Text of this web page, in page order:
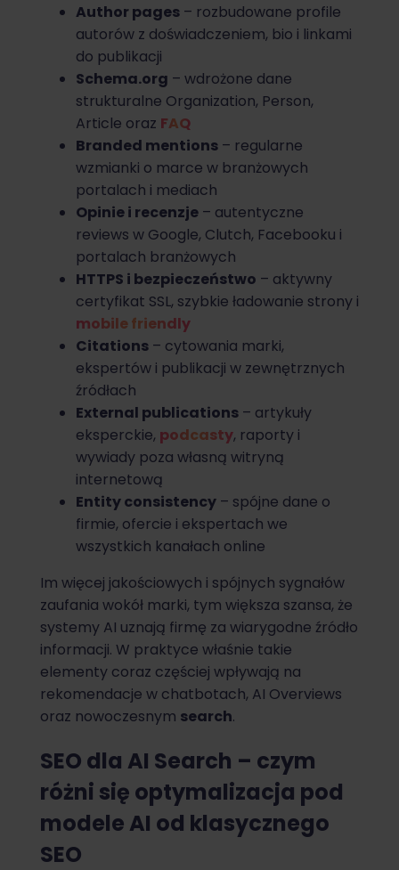
Author pages – rozbudowane profile
autorów z doświadczeniem, bio i linkami
do publikacji
Schema.org – wdrożone dane
strukturalne Organization, Person,
Article oraz FAQ
Branded mentions – regularne
wzmianki o marce w branżowych
portalach i mediach
Opinie i recenzje – autentyczne
reviews w Google, Clutch, Facebooku i
portalach branżowych
HTTPS i bezpieczeństwo – aktywny
certyfikat SSL, szybkie ładowanie strony i
mobile friendly
Citations – cytowania marki,
ekspertów i publikacji w zewnętrznych
źródłach
External publications – artykuły
eksperckie, podcasty, raporty i
wywiady poza własną witryną
internetową
Entity consistency – spójne dane o
firmie, ofercie i ekspertach we
wszystkich kanałach online
Im więcej jakościowych i spójnych sygnałów
zaufania wokół marki, tym większa szansa, że
systemy AI uznają firmę za wiarygodne źródło
informacji. W praktyce właśnie takie
elementy coraz częściej wpływają na
rekomendacje w chatbotach, AI Overviews
oraz nowoczesnym search.
SEO dla AI Search – czym
różni się optymalizacja pod
modele AI od klasycznego
SEO